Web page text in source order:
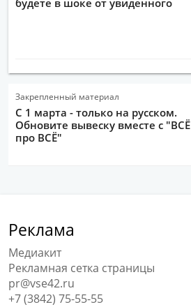
Закрепленный материал
С 1 марта - только на русском.
Обновите вывеску вместе с "ВСЁ
про ВСЁ"
Реклама
Медиакит
Рекламная сетка страницы
pr@vse42.ru
+7 (3842) 75-55-55